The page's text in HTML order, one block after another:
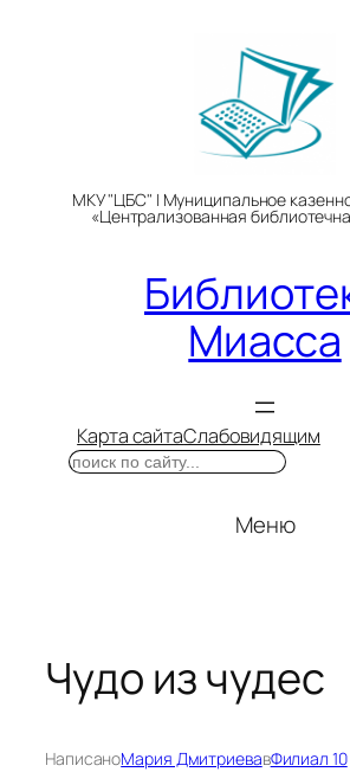
МКУ "ЦБС" | Муниципальное
«Централизованная
Миасса
Карта сайтаСлабовидящим
Поиск
Меню
Чудо из чудес
НаписаноМария ДмитриевавФилиал 10